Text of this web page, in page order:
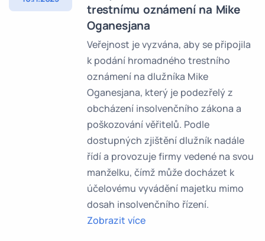
trestnímu oznámení na Mike
Oganesjana
Veřejnost je vyzvána, aby se připojila
k podání hromadného trestního
oznámení na dlužníka Mike
Oganesjana, který je podezřelý z
obcházení insolvenčního zákona a
poškozování věřitelů. Podle
dostupných zjištění dlužník nadále
řídí a provozuje firmy vedené na svou
manželku, čímž může docházet k
účelovému vyvádění majetku mimo
dosah insolvenčního řízení.
Zobrazit více